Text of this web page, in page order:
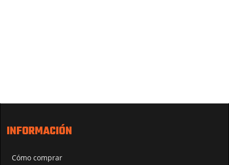
INFORMACIÓN
Cómo comprar